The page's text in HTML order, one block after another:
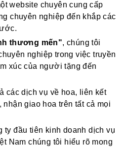
website chuyên cung cấp
chuyên nghiệp đến khắp các
thương mến", chúng tôi
nghiệp trong việc truyền
xúc của người tặng đến
các dịch vụ về hoa, liên kết
nhận giao hoa trên tất cả mọi
ty đầu tiên kinh doanh dịch vụ
Nam chúng tôi hiểu rõ mong